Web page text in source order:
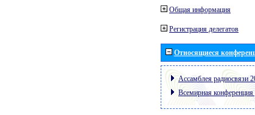
Общая информация
Регистрация делегатов
Относящиеся
Ассамблея радиосвязи
Всемирная